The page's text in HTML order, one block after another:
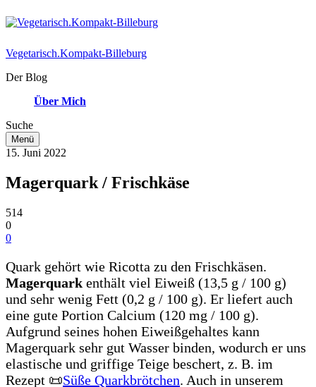
Vegetarisch.Kompakt-Billeburg
Der Blog
Über Mich
Suche
Menü
15. Juni 2022
Magerquark / Frischkäse
514
0
0
Quark gehört wie Ricotta zu den Frischkäsen.
Magerquark enthält viel Eiweiß (13,5 g / 100 g)
und sehr wenig Fett (0,2 g / 100 g). Er liefert auch
eine gute Portion Calcium (120 mg / 100 g).
Aufgrund seines hohen Eiweißgehaltes kann
Magerquark sehr gut Wasser binden, wodurch er uns
elastische und griffige Teige beschert, z. B. im
Rezept 📜Süße Quarkbrötchen. Auch in unserem